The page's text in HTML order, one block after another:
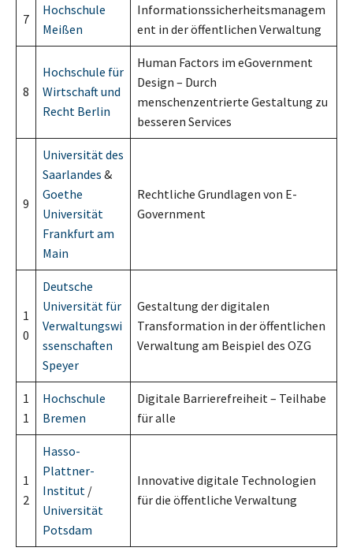
7
Hochschule
Meißen
Informationssicherheitsmanagem
ent in der öffentlichen Verwaltung
8
Hochschule für
Wirtschaft und
Recht Berlin
Human Factors im eGovernment
Design – Durch
menschenzentrierte Gestaltung zu
besseren Services
9
Universität des
Saarlandes &
Goethe
Universität
Frankfurt am
Main
Rechtliche Grundlagen von E-
Government
1
0
Deutsche
Universität für
Verwaltungswi
ssenschaften
Speyer
Gestaltung der digitalen
Transformation in der öffentlichen
Verwaltung am Beispiel des OZG
1
1
Hochschule
Bremen
Digitale Barrierefreiheit – Teilhabe
für alle
1
2
Hasso-
Plattner-
Institut /
Universität
Potsdam
Innovative digitale Technologien
für die öffentliche Verwaltung